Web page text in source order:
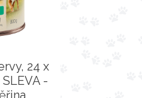
24 x
-